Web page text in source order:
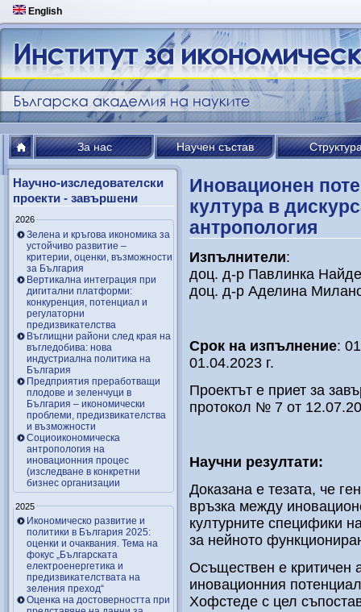
English
За нас Научен състав
Научно-изследователски
проекти - завършени
2026
Зелена и кръгова икономика за
устойчиво развитие –
критерии, оценки, възможности
за България
Вертикална интеграция при
дигитални платформи:
конкуренция, потенциал и
регулаторни
предизвикателства
Въглищни райони след края на
въгледобива: нова
индустриална политика на
България
Предприятия преработващи
плодове и зеленчуци в
България – икономически
проблеми, предизвикателства
и възможности
Социоикономическа
антропология на
иновационния процес
(изследване в конкретни
бизнес организации
2025
Икономическо развитие и
политики в България 2025:
оценки и очаквания. Тема на
фокус „Българската
електроенергетика и
предизвикателствата на
зеления преход“
Оценка на достоверността при
Иновационен
култура в
антропология
Изпълнители:
доц. д-р Павлинка
доц. д-р Аделина
Срок на изпълнение:
01.04.2023 г.
Проектът е приет за
протокол № 7 от
Научни резултати:
Доказана е тезата, че
връзка между
културните специфики
за нейното
Осъществен е критичен
иновационния
Хофстеде с цел